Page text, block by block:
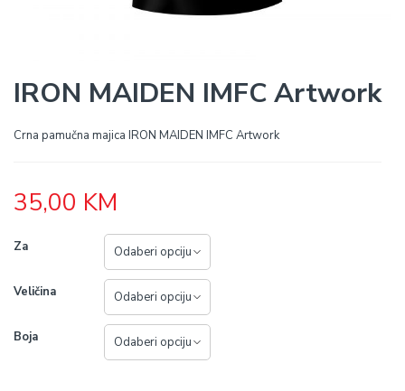
IRON MAIDEN IMFC Artwork
Crna pamučna majica IRON MAIDEN IMFC Artwork
35,00 KM
Za
Veličina
Boja